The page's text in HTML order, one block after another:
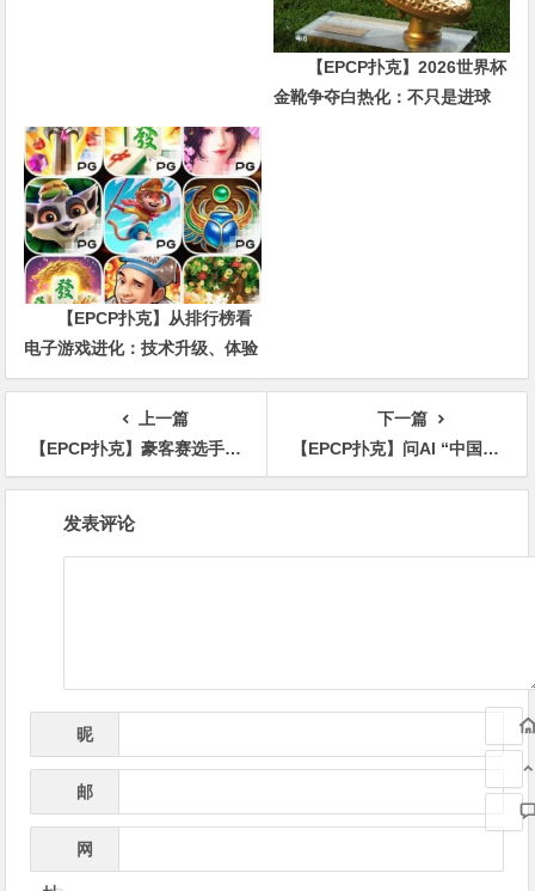
【EPCP扑克】2026世界杯
金靴争夺白热化：不只是进球
【EPCP扑克】从排行榜看
电子游戏进化：技术升级、体验
创新与未来趋势
上一篇
【EPCP扑克】豪客赛选手没看到丹牛还在意外盖牌， WSOP的裁决被吐槽“最脑残”
下一篇
【EPCP扑克】问AI “中国WSOP冠军都有谁”，被它回答气笑了！
发表评论
昵
邮
网